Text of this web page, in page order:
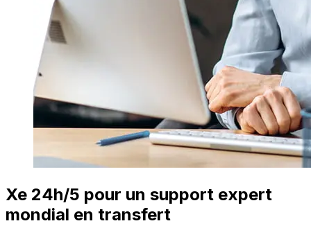
Xe 24h/5 pour un support expert
mondial en transfert